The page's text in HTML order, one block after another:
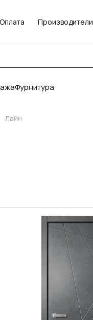
Оплата Производители
Фурнитура
Лайн